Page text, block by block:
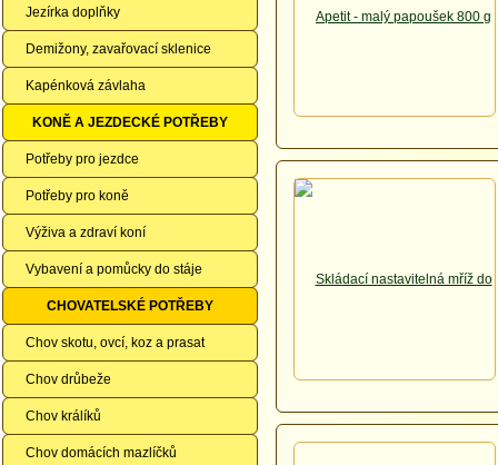
Jezírka doplňky
Demižony, zavařovací sklenice
Kapénková závlaha
KONĚ A JEZDECKÉ POTŘEBY
Potřeby pro jezdce
Potřeby pro koně
Výživa a zdraví koní
Vybavení a pomůcky do stáje
CHOVATELSKÉ POTŘEBY
Chov skotu, ovcí, koz a prasat
Chov drůbeže
Chov králíků
Chov domácích mazlíčků